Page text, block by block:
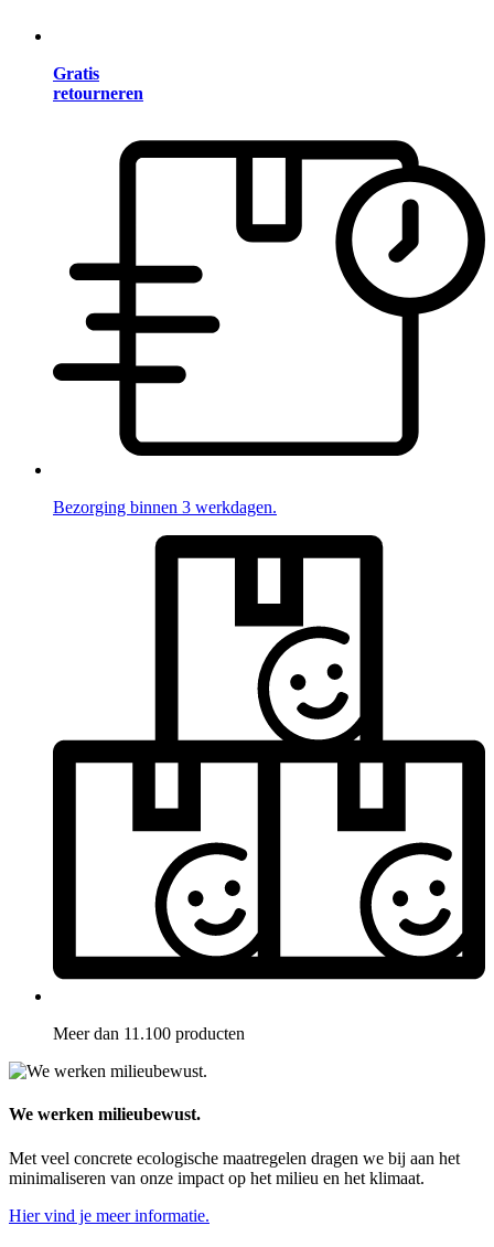
Gratis
retourneren
Bezorging binnen 3 werkdagen.
Meer dan 11.100 producten
We werken milieubewust.
Met veel concrete ecologische maatregelen dragen we bij aan het
minimaliseren van onze impact op het milieu en het klimaat.
Hier vind je meer informatie.